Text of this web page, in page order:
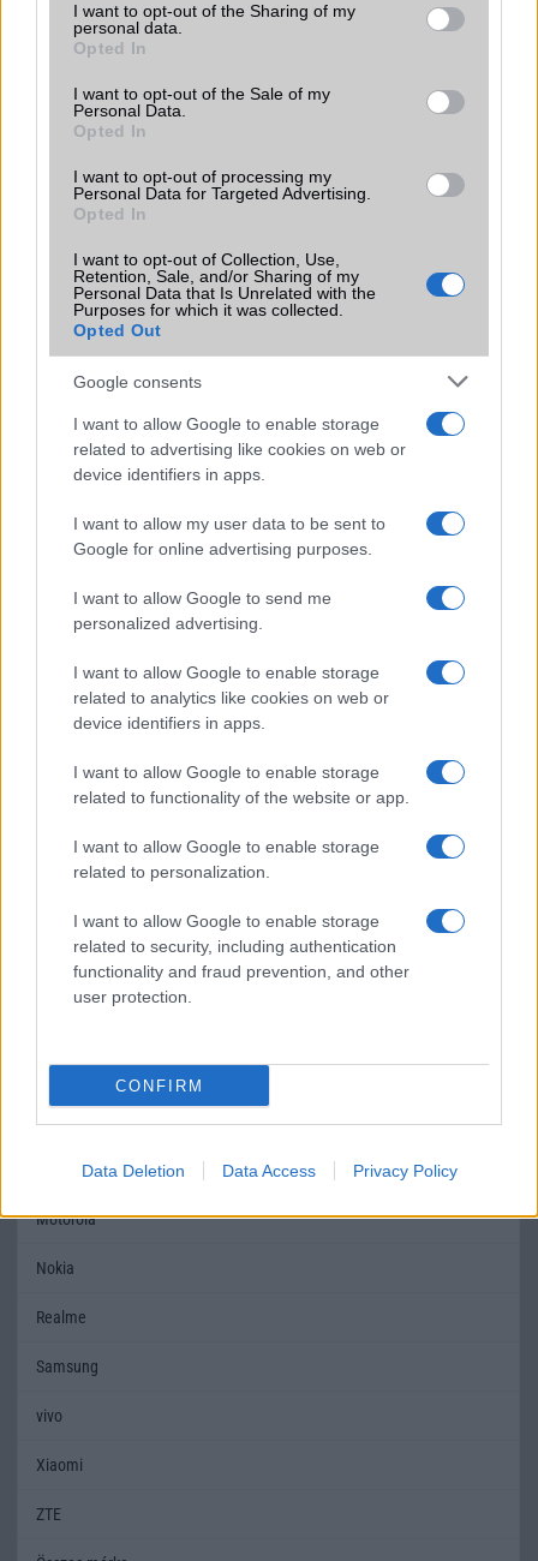
not limited to your visit or usage behaviour. You may click to
grant or deny consent to Google and its third-party tags to
use your data for below specified purposes in below Google
consent section.
I want to opt-out of the Sharing of my
personal data.
Opted In
I want to opt-out of the Sale of my
Personal Data.
Opted In
I want to opt-out of processing my
Personal Data for Targeted Advertising.
Opted In
I want to opt-out of Collection, Use,
Retention, Sale, and/or Sharing of my
Personal Data that Is Unrelated with the
Purposes for which it was collected.
Opted Out
Google consents
I want to allow Google to enable storage
related to advertising like cookies on web or
device identifiers in apps.
I want to allow my user data to be sent to
Google for online advertising purposes.
I want to allow Google to send me
personalized advertising.
I want to allow Google to enable storage
related to analytics like cookies on web or
device identifiers in apps.
I want to allow Google to enable storage
related to functionality of the website or app.
I want to allow Google to enable storage
related to personalization.
I want to allow Google to enable storage
related to security, including authentication
functionality and fraud prevention, and other
user protection.
CONFIRM
Data Deletion Data Access Privacy Policy
Java Nincs
/
olvasó
SNS integráció
Organizer alap szolgáltatás alap szolgáltatás
T9 szótár
Office alkalmazások alap szolgáltatás alap szolgáltatás
Iránytũ
Extrák
EGYÉB
Vibra jelzés alap szolgáltatás alap szolgáltatás
SIM-ek száma 2
Flight mode
Terület Globális
Funkciók 120 Hz HDR
Brand Nincs
Glass front,
plastic back,
plastic frame
Limited Edition Nincs Nincs
MOBILTELEFON MÁRKÁK
Honor
Huawei
Motorola
Nokia
Realme
Samsung
vivo
Xiaomi
ZTE